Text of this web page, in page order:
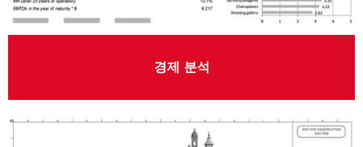
경제 분석